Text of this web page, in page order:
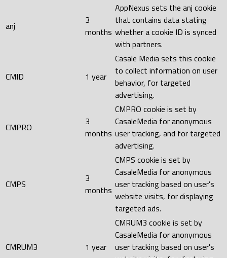
anj
3
months
AppNexus sets the anj cookie
that contains data stating
whether a cookie ID is synced
with partners.
CMID 1 year
Casale Media sets this cookie
to collect information on user
behavior, for targeted
advertising.
CMPRO
3
months
CMPRO cookie is set by
CasaleMedia for anonymous
user tracking, and for targeted
advertising.
CMPS
3
months
CMPS cookie is set by
CasaleMedia for anonymous
user tracking based on user's
website visits, for displaying
targeted ads.
CMRUM3 1 year
CMRUM3 cookie is set by
CasaleMedia for anonymous
user tracking based on user's